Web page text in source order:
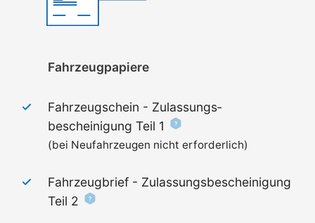
Fahrzeugpapiere
Fahrzeugschein - Zulassungs­
bescheinigung Teil 1
(bei Neufahrzeugen nicht erforderlich)
Fahrzeugbrief - Zulassungs­bescheinigung
Teil 2